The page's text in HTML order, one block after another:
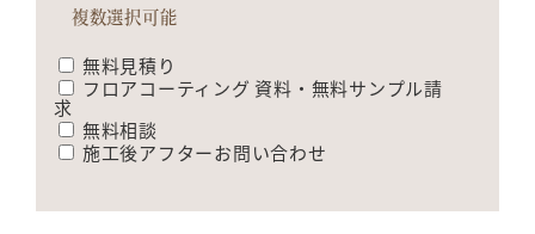
複数選択可能
無料見積り
フロアコーティング 資料・無料サンプル請
求
無料相談
施工後アフターお問い合わせ